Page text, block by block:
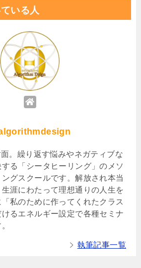
いる人
。繰り返す悩みやネガティブな
る「シータヒーリング」のメソ
グスクールです。解放され本当
涯にわたって理想通りの人生を
私のために作ってくれたクラス
るエネルギー設定で各種セミナ
執筆記事一覧